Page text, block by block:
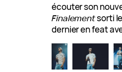
écouter son
Finalementsorti
dernier en feat